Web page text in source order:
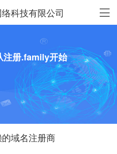
科技有限公司
注册.family开始
域名注册商